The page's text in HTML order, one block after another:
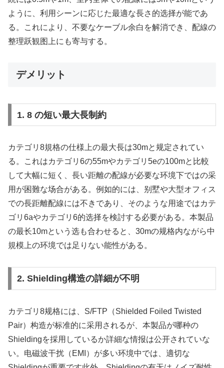
ように、利用シーンに応じた最適な長さ的选择が能であ
る。これにより、不要なケーブル余白を解消でき、配線の
整理跃観图上にも寄与する。
デメリット
1. 8 の短い最大長制約
カテゴリ8規格の仕様上の最大長は30mと规定されてい
る。これはカテゴリ6の55mやカテゴリ5eの100mと比較
して大幅に短く、長い距離の配線が必要な环境下ではの采
用が困難な场合がある。例如的には、别墅や大型オフィス
での長距離配線には不きであり、そのような用途ではカテ
ゴリ6aやカテゴリ6的选择を検討する必要がある。本製品
の最长10mという选も合わせると、30mの规格内ながら中
規模上の环境では足りない能性がある。
2. Shielding構造の詳細が不明
カテゴリ8规格には、S/FTP（Shielded Foiled Twisted
Pair）构造が标准的に采用されるが、本製品が哪种の
Shieldingを採用しているか詳細な情报は公开されていな
い。电磁波干扰（EMI）が多い环境中では、適切な